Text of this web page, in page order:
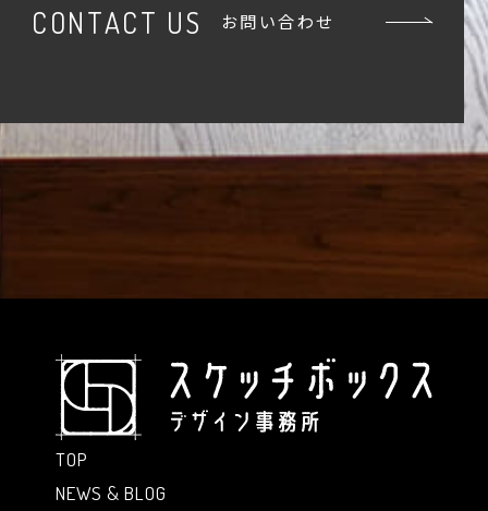
CONTACT US お問い合わせ
TOP
NEWS & BLOG